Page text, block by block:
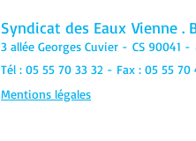
Syndicat des EauxVienne .
3 allée Georges Cuvier - CS 90041 -
Tél : 05 55 70 33 32 - Fax : 05 55
Mentions légales